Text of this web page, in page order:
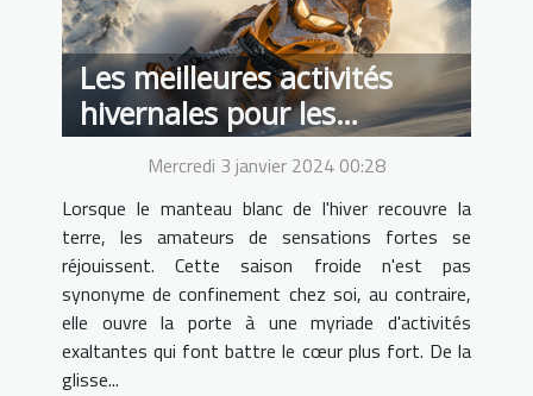
Les meilleures activités
hivernales pour les
amateurs de sensations
fortesMercredi 3 janvier 2024 00:28
Lorsque le manteau blanc de l'hiver recouvre la
terre, les amateurs de sensations fortes se
réjouissent. Cette saison froide n'est pas
synonyme de confinement chez soi, au contraire,
elle ouvre la porte à une myriade d'activités
exaltantes qui font battre le cœur plus fort. De la
glisse...